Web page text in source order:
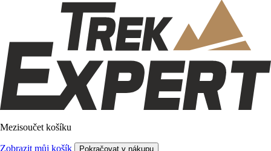
Mezisoučet košíku
Zobrazit můj košík Pokračovat v nákupu